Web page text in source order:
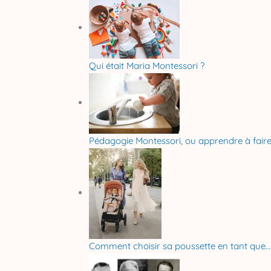
Qui était Maria Montessori ?
Pédagogie Montessori, ou apprendre à
Comment choisir sa poussette en tant que…